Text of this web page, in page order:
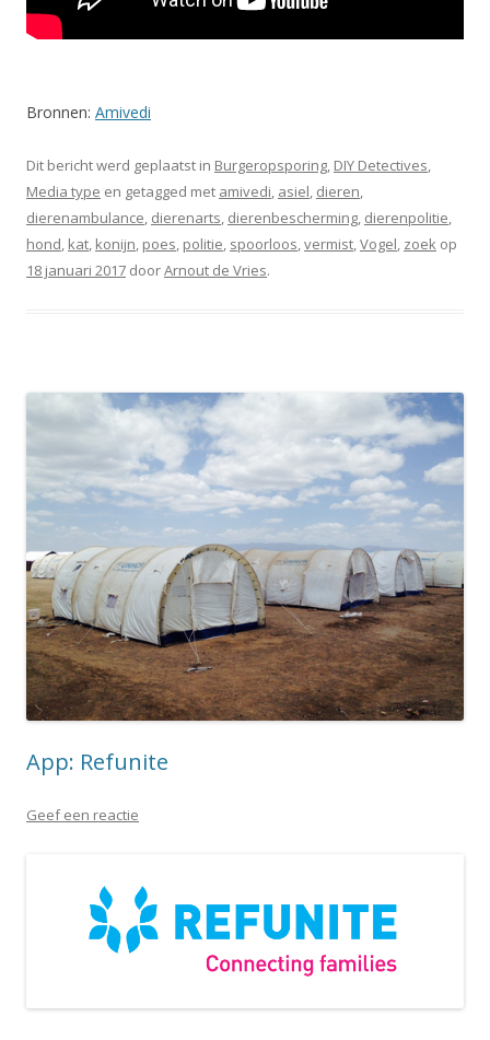
Bronnen: Amivedi
Dit bericht werd geplaatst in Burgeropsporing, DIY Detectives,
Media type en getagged met amivedi, asiel, dieren,
dierenambulance, dierenarts, dierenbescherming, dierenpolitie,
hond, kat, konijn, poes, politie, spoorloos,vermist,Vogel, zoek op
18 januari 2017 doorArnout de Vries.
App: Refunite
Geef een reactie